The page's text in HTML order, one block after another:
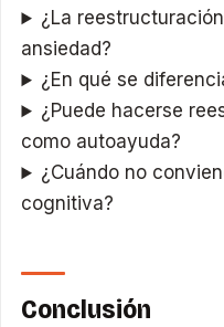
¿La
ansiedad?
¿En qué se
¿Puede hacerse
como autoayuda?
¿Cuándo no
cognitiva?
Conclusión